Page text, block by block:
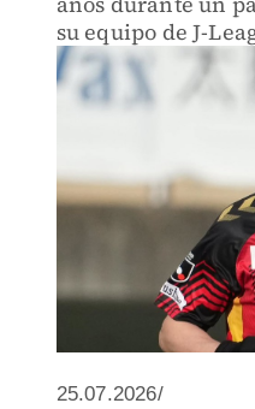
su equipo de J-
United.
25.07.2026/